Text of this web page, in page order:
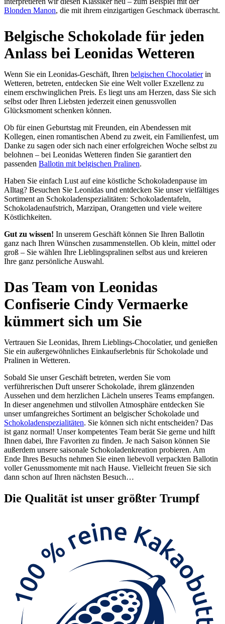
Blonden Manon, die mit ihrem einzigartigen Geschmack überrascht.
Belgische Schokolade für jeden
Anlass bei Leonidas Wetteren
Wenn Sie ein Leonidas-Geschäft, Ihren belgischen Chocolatierin
Wetteren, betreten, entdecken Sie eine Welt voller Exzellenz zu
einem erschwinglichen Preis. Es liegt uns am Herzen, dass Sie sich
selbst oder Ihren Liebsten jederzeit einen genussvollen
Glücksmoment schenken können.
Ob für einen Geburtstag mit Freunden, ein Abendessen mit
Kollegen, einen romantischen Abend zu zweit, ein Familienfest, um
Danke zu sagen oder sich nach einer erfolgreichen Woche selbst zu
belohnen – bei Leonidas Wetteren finden Sie garantiert den
passenden Ballotin mit belgischen Pralinen.
Haben Sie einfach Lust auf eine köstliche Schokoladenpause im
Alltag? Besuchen Sie Leonidas und entdecken Sie unser vielfältiges
Sortiment an Schokoladenspezialitäten: Schokoladentafeln,
Schokoladenaufstrich, Marzipan, Orangetten und viele weitere
Köstlichkeiten.
Gut zu wissen! In unserem Geschäft können Sie Ihren Ballotin
ganz nach Ihren Wünschen zusammenstellen. Ob klein, mittel oder
groß – Sie wählen Ihre Lieblingspralinen selbst aus und kreieren
Ihre ganz persönliche Auswahl.
Das Team von Leonidas
Confiserie Cindy Vermaerke
kümmert sich um Sie
Vertrauen Sie Leonidas, Ihrem Lieblings-Chocolatier, und genießen
Sie ein außergewöhnliches Einkaufserlebnis für Schokolade und
Pralinen in Wetteren.
Sobald Sie unser Geschäft betreten, werden Sie vom
verführerischen Duft unserer Schokolade, ihrem glänzenden
Aussehen und dem herzlichen Lächeln unseres Teams empfangen.
In dieser angenehmen und stilvollen Atmosphäre entdecken Sie
unser umfangreiches Sortiment an belgischer Schokolade und
Schokoladenspezialitäten. Sie können sich nicht entscheiden? Das
ist ganz normal! Unser kompetentes Team berät Sie gerne und hilft
Ihnen dabei, Ihre Favoriten zu finden. Je nach Saison können Sie
außerdem unsere saisonale Schokoladenkreation probieren. Am
Ende Ihres Besuchs nehmen Sie einen liebevoll verpackten Ballotin
voller Genussmomente mit nach Hause. Vielleicht freuen Sie sich
dann schon auf Ihren nächsten Besuch…
Die Qualität ist unser größter Trumpf